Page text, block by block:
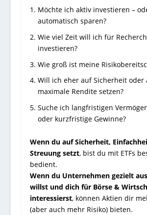
Möchte ich aktiv investieren –
automatisch sparen?
Wie viel Zeit will ich für
investieren?
Wie groß ist meine
Will ich eher auf Sicherheit oder
maximale Rendite setzen?
Suche ich langfristigen
oder kurzfristige Gewinne?
Wenn du auf Sicherheit,
Streuung setzt, bist du mit ETFs
bedient.
Wenn du Unternehmen gezielt
willst und dich für Börse &
interessierst, können Aktien dir
(aber auch mehr Risiko) bieten.